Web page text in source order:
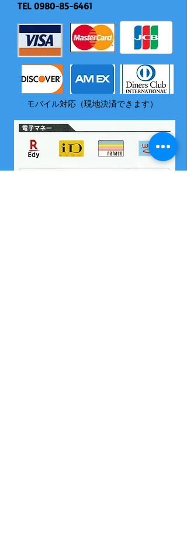
TEL 0980-85-6461
モバイル対応（現地決済できます）